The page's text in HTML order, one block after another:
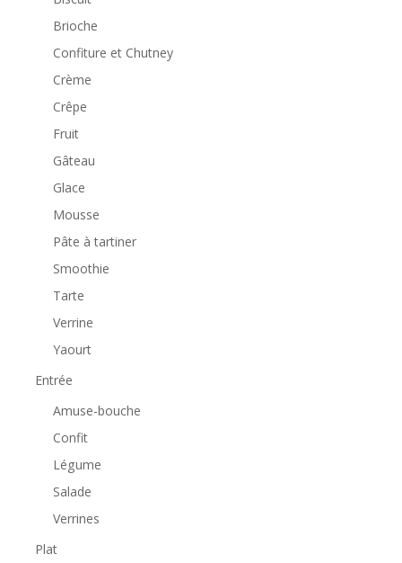
Brioche
Confiture et Chutney
Crème
Crêpe
Fruit
Gâteau
Glace
Mousse
Pâte à tartiner
Smoothie
Tarte
Verrine
Yaourt
Entrée
Amuse-bouche
Confit
Légume
Salade
Verrines
Plat